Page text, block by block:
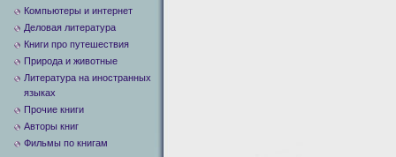
Компьютеры и интернет
Деловая литература
Книги про путешествия
Природа и животные
Литература на иностранных
языках
Прочие книги
Авторы книг
Фильмы по книгам